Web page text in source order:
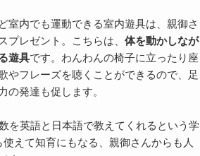
室内でも運動できる室内遊具は、親御さ
プレゼント。こちらは、 体を動かしなが
遊具です。わんわんの椅子に立ったり座
やフレーズを聴くことができるので、足
の発達も促します。
を英語と日本語で教えてくれるという学
えて知育にもなる、親御さんからも人